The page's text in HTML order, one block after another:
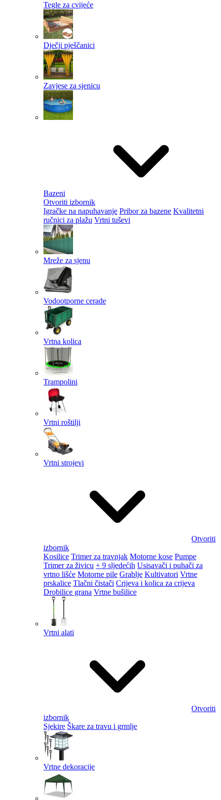
Tegle za cvijeće
Dječji pješčanici
Zavjese za sjenicu
Bazeni
Otvoriti izbornik
Igračke na napuhavanje Pribor za bazene Kvalitetni
ručnici za plažu Vrtni tuševi
Mreže za sjenu
Vodootporne cerade
Vrtna kolica
Trampolini
Vrtni roštilji
Vrtni strojevi
Otvoriti
izbornik
Kosilice Trimer za travnjak Motorne kose Pumpe
Trimer za živicu + 9 sljedećih Usisavači i puhači za
vrtno lišće Motorne pile Grablje Kultivatori Vrtne
prskalice Tlačni čistači Crijeva i kolica za crijeva
Drobilice grana Vrtne bušilice
Vrtni alati
Otvoriti
izbornik
Sjekire Škare za travu i grmlje
Vrtne dekoracije